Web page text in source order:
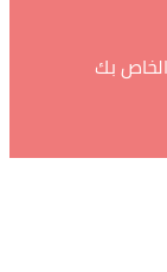
الخاص بك